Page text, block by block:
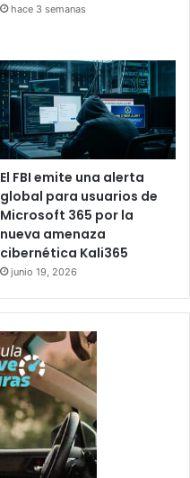
hace 3 semanas
El FBI emite una alerta
global para usuarios de
Microsoft 365 por la
nueva amenaza
cibernética Kali365
junio 19, 2026